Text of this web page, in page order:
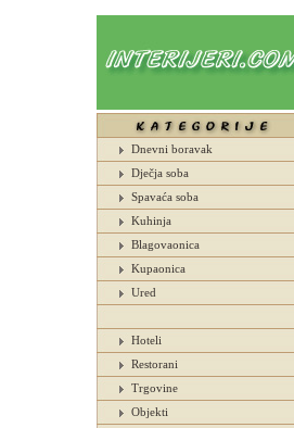
Dnevni boravak
Dječja soba
Spavaća soba
Kuhinja
Blagovaonica
Kupaonica
Ured
Hoteli
Restorani
Trgovine
Objekti